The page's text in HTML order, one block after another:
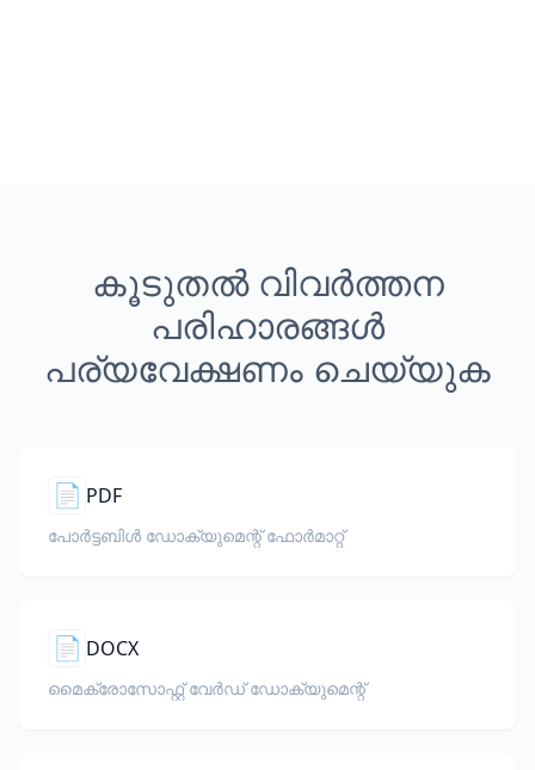
കൂടുതൽ വിവർത്തന
പരിഹാരങ്ങൾ
പര്യവേക്ഷണം ചെയ്യുക
📄 PDF
പോർട്ടബിൾ ഡോക്യുമെന്റ് ഫോർമാറ്റ്
📄 DOCX
മൈക്രോസോഫ്റ്റ് വേർഡ് ഡോക്യുമെന്റ്